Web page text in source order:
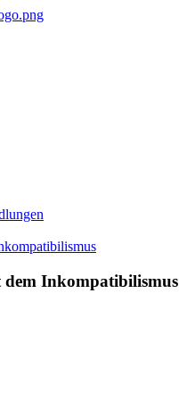
Inkompatibilismus